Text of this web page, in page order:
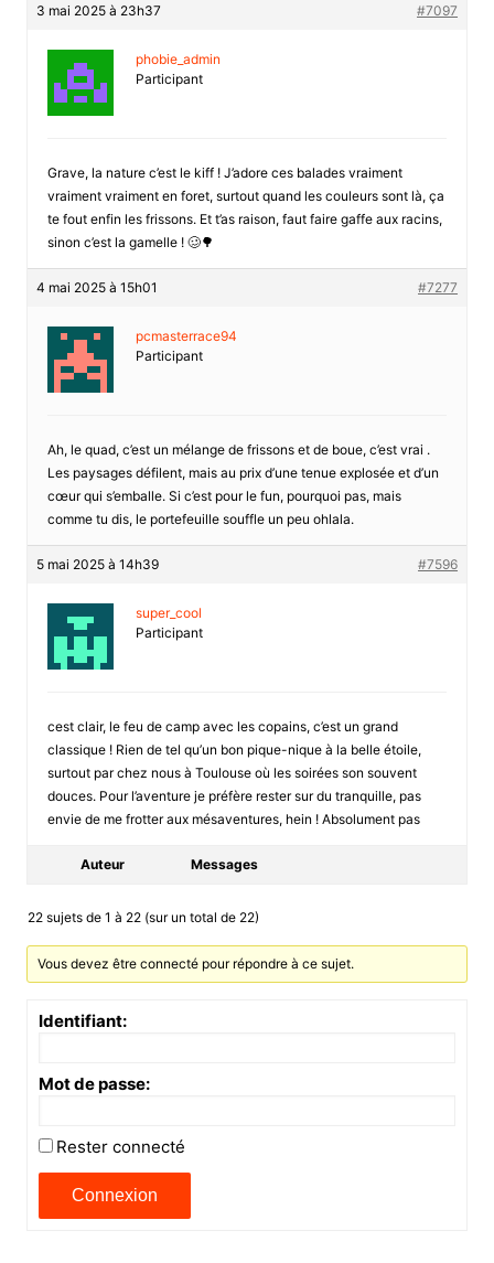
3 mai 2025 à 23h37 #7097
phobie_admin
Participant
Grave, la nature c’est le kiff ! J’adore ces balades vraiment
vraiment vraiment en foret, surtout quand les couleurs sont là, ça
te fout enfin les frissons. Et t’as raison, faut faire gaffe aux racins,
sinon c’est la gamelle ! 🥴🌳
4 mai 2025 à 15h01 #7277
pcmasterrace94
Participant
Ah, le quad, c’est un mélange de frissons et de boue, c’est vrai .
Les paysages défilent, mais au prix d’une tenue explosée et d’un
cœur qui s’emballe. Si c’est pour le fun, pourquoi pas, mais
comme tu dis, le portefeuille souffle un peu ohlala.
5 mai 2025 à 14h39 #7596
super_cool
Participant
cest clair, le feu de camp avec les copains, c’est un grand
classique ! Rien de tel qu’un bon pique-nique à la belle étoile,
surtout par chez nous à Toulouse où les soirées son souvent
douces. Pour l’aventure je préfère rester sur du tranquille, pas
envie de me frotter aux mésaventures, hein ! Absolument pas
Auteur Messages
22 sujets de 1 à 22 (sur un total de 22)
Vous devez être connecté pour répondre à ce sujet.
Identifiant:
Mot de passe:
Rester connecté
Connexion